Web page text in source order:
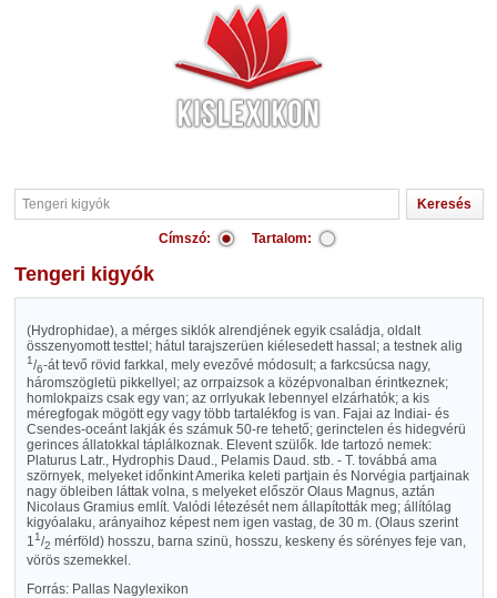
Címszó: Tartalom:
Tengeri kigyók
(Hydrophidae), a mérges siklók alrendjének egyik családja, oldalt
összenyomott testtel; hátul tarajszerüen kiélesedett hassal; a testnek alig
1/6-át tevő rövid farkkal, mely evezővé módosult; a farkcsúcsa nagy,
háromszögletü pikkellyel; az orrpaizsok a középvonalban érintkeznek;
homlokpaizs csak egy van; az orrlyukak lebennyel elzárhatók; a kis
méregfogak mögött egy vagy több tartalékfog is van. Fajai az Indiai- és
Csendes-oceánt lakják és számuk 50-re tehető; gerinctelen és hidegvérü
gerinces állatokkal táplálkoznak. Elevent szülők. Ide tartozó nemek:
Platurus Latr., Hydrophis Daud., Pelamis Daud. stb. - T. továbbá ama
szörnyek, melyeket időnkint Amerika keleti partjain és Norvégia partjainak
nagy öbleiben láttak volna, s melyeket először Olaus Magnus, aztán
Nicolaus Gramius említ. Valódi létezését nem állapították meg; állítólag
kigyóalaku, arányaihoz képest nem igen vastag, de 30 m. (Olaus szerint
11/2 mérföld) hosszu, barna szinü, hosszu, keskeny és sörényes feje van,
vörös szemekkel.
Forrás: Pallas Nagylexikon